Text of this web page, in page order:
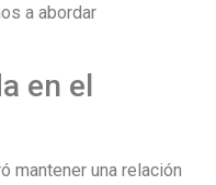
a abordar
en el
mantener una relación